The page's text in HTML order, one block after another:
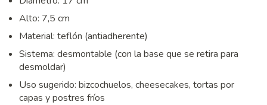
Alto: 7,5 cm
Material: teflón (antiadherente)
Sistema: desmontable (con la base que se retira para
desmoldar)
Uso sugerido: bizcochuelos, cheesecakes, tortas por
capas y postres fríos